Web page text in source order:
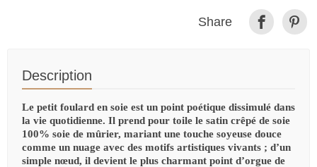
Share
Description
Le petit foulard en soie est un point poétique dissimulé dans
la vie quotidienne. Il prend pour toile le satin crêpé de soie
100% soie de mûrier, mariant une touche soyeuse douce
comme un nuage avec des motifs artistiques vivants ; d’un
simple nœud, il devient le plus charmant point d’orgue de